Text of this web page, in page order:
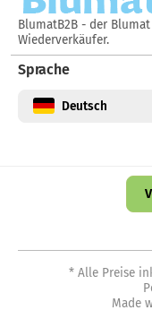
BlumatB2B - der
Wiederverkäufer.
Sprache
Deutsch
*Alle Preise
Made